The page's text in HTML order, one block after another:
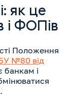
як це
і ФОПів
Положення
№80 від
банкам і